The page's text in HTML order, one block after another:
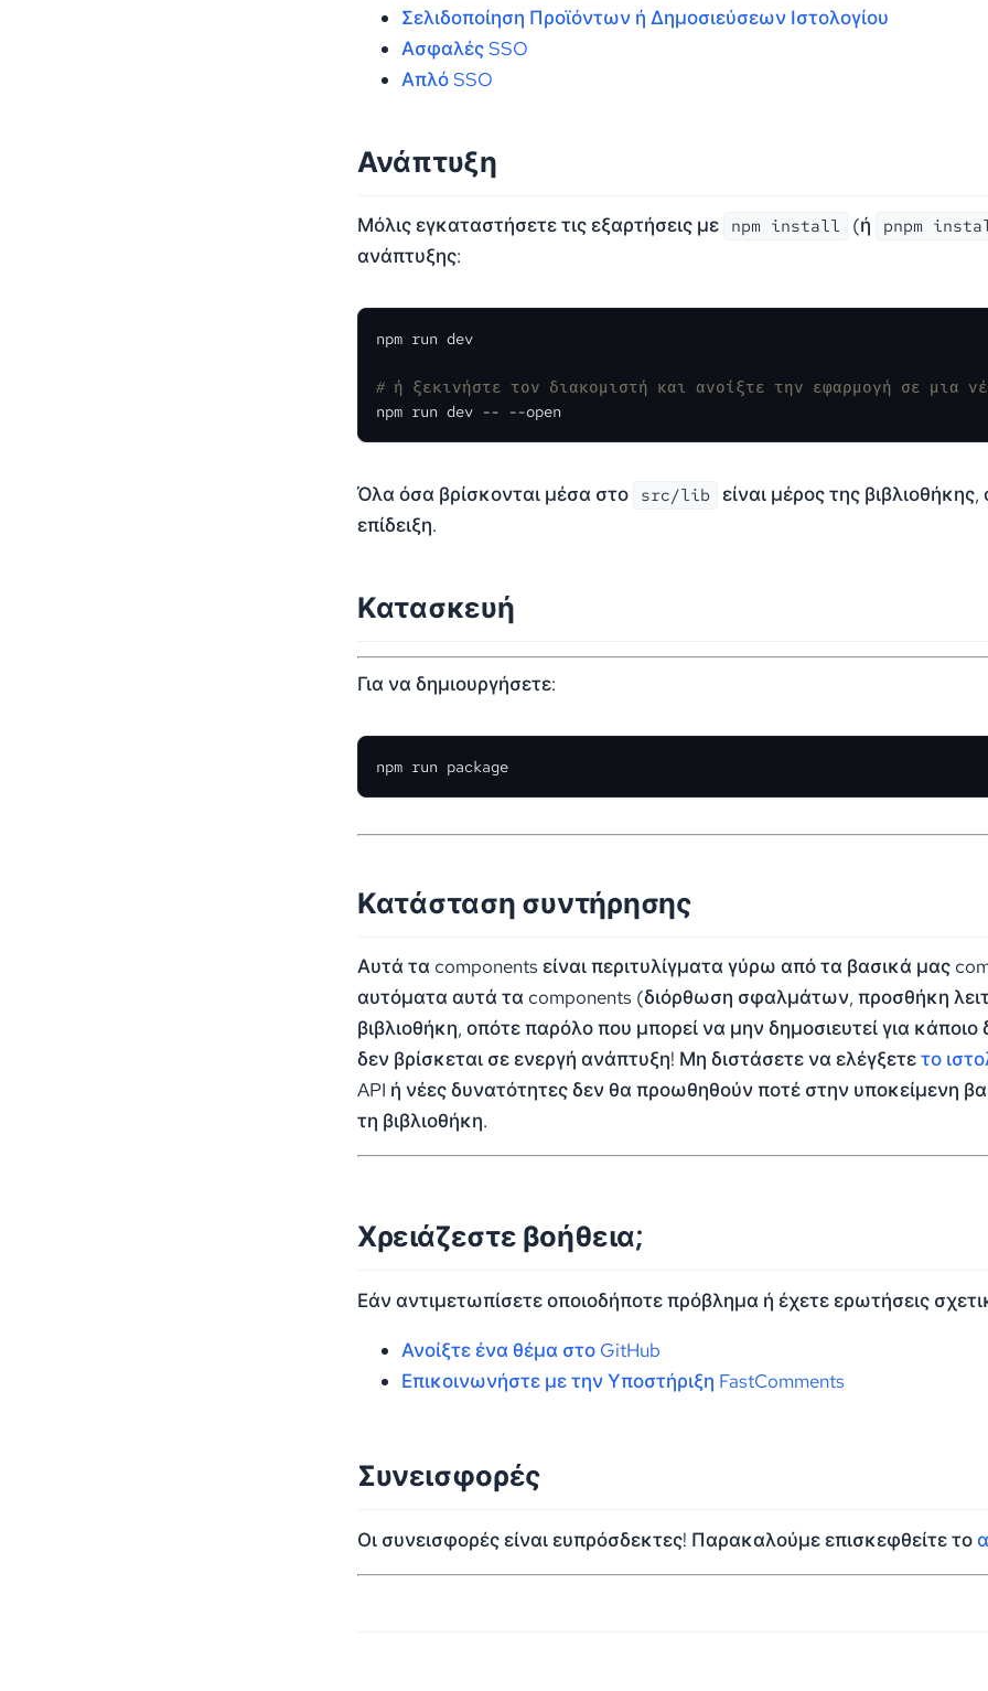
Σελιδοποίηση Προϊόντων ή Δημοσιεύσεων Ιστολογίου
Ασφαλές SSO
Απλό SSO
Ανάπτυξη
Μόλις εγκαταστήσετε τις εξαρτήσεις με npm install (ή pnpm
ανάπτυξης:
npm run dev
# ή ξεκινήστε τον διακομιστή και ανοίξτε την εφαρμογή σε μια
npm run dev -- --open
Όλα όσα βρίσκονται μέσα στο src/lib είναι μέρος της
επίδειξη.
Κατασκευή
Για να δημιουργήσετε:
npm run package
Κατάσταση συντήρησης
Αυτά τα components είναι περιτυλίγματα γύρω από τα βασικά μας
αυτόματα αυτά τα components (διόρθωση σφαλμάτων, προσθήκη
βιβλιοθήκη, οπότε παρόλο που μπορεί να μην δημοσιευτεί για
δεν βρίσκεται σε ενεργή ανάπτυξη! Μη διστάσετε να ελέγξετετο
API ή νέες δυνατότητες δεν θα προωθηθούν ποτέ στην υποκείμενη
τη βιβλιοθήκη.
Χρειάζεστε βοήθεια;
Εάν αντιμετωπίσετε οποιοδήποτε πρόβλημα ή έχετε ερωτήσεις
Ανοίξτε ένα θέμα στο GitHub
Επικοινωνήστε με την Υποστήριξη FastComments
Συνεισφορές
Οι συνεισφορές είναι ευπρόσδεκτες! Παρακαλούμε επισκεφθείτε το